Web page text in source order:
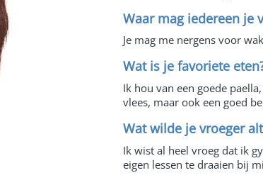
Waar mag iedereen je
Je mag me nergens voor
Wat is je favoriete
Ik hou van een goede
vlees, maar ook een goed
Wat wilde je vroeger
Ik wist al heel vroeg dat ik
eigen lessen te draaien bij